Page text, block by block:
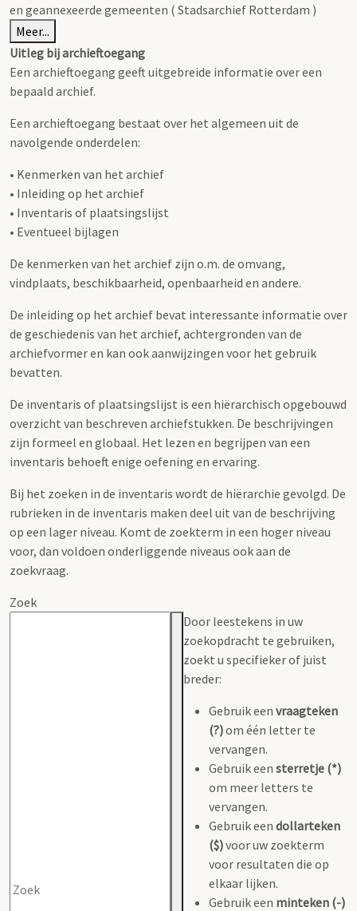
en geannexeerde gemeenten ( Stadsarchief Rotterdam )
Meer...
Uitleg bij archieftoegang
Een archieftoegang geeft uitgebreide informatie over een
bepaald archief.
Een archieftoegang bestaat over het algemeen uit de
navolgende onderdelen:
• Kenmerken van het archief
• Inleiding op het archief
• Inventaris of plaatsingslijst
• Eventueel bijlagen
De kenmerken van het archief zijn o.m. de omvang,
vindplaats, beschikbaarheid, openbaarheid en andere.
De inleiding op het archief bevat interessante informatie over
de geschiedenis van het archief, achtergronden van de
archiefvormer en kan ook aanwijzingen voor het gebruik
bevatten.
De inventaris of plaatsingslijst is een hiërarchisch opgebouwd
overzicht van beschreven archiefstukken. De beschrijvingen
zijn formeel en globaal. Het lezen en begrijpen van een
inventaris behoeft enige oefening en ervaring.
Bij het zoeken in de inventaris wordt de hiërarchie gevolgd. De
rubrieken in de inventaris maken deel uit van de beschrijving
op een lager niveau. Komt de zoekterm in een hoger niveau
voor, dan voldoen onderliggende niveaus ook aan de
zoekvraag.
Zoek
Door leestekens in uw
zoekopdracht te gebruiken,
zoekt u specifieker of juist
breder:
Gebruik een vraagteken
(?)om één letter te
vervangen.
Gebruik een sterretje (*)
om meer letters te
vervangen.
Gebruik een dollarteken
($)voor uw zoekterm
voor resultaten die op
elkaar lijken.
Gebruik een minteken (-)